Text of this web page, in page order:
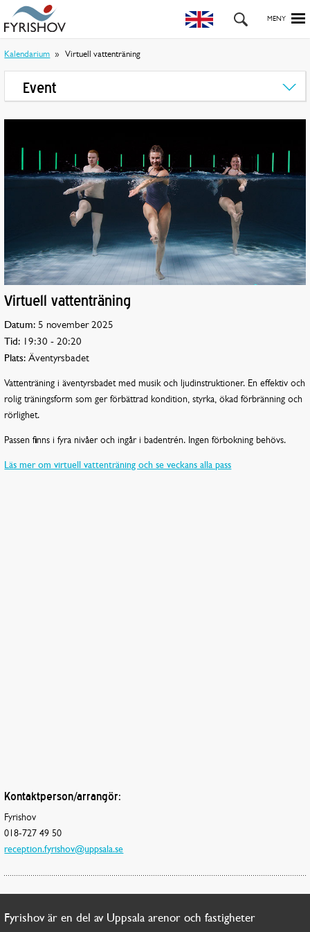
Kalendarium Virtuell vattenträning
Event
Virtuell vattenträning
Datum: 5 november 2025
Tid: 19:30 - 20:20
Plats: Äventyrsbadet
Vattenträning i äventyrsbadet med musik och ljudinstruktioner. En effektiv och
rolig träningsform som ger förbättrad kondition, styrka, ökad förbränning och
rörlighet.
Passen finns i fyra nivåer och ingår i badentrén. Ingen förbokning behövs.
Läs mer om virtuell vattenträning och se veckans alla pass
Kontaktperson/arrangör:
Fyrishov
018-727 49 50
reception.fyrishov@uppsala.se
Fyrishov är en del av Uppsala arenor och fastigheter